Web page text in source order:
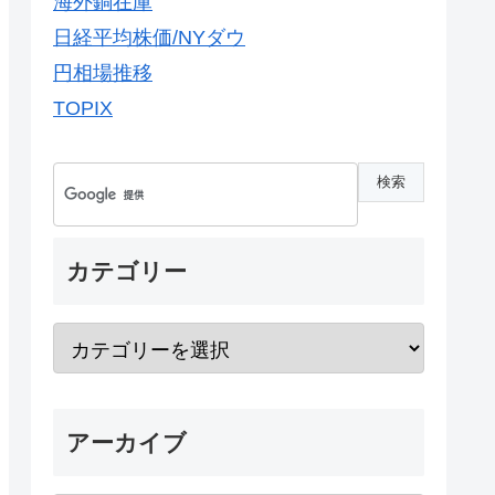
日経平均株価/NYダウ
円相場推移
TOPIX
カテゴリー
アーカイブ